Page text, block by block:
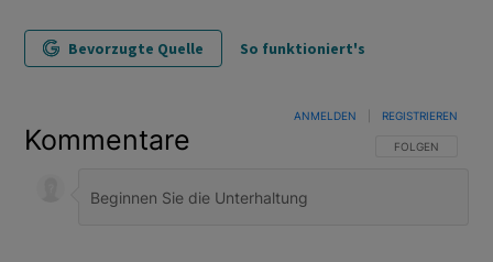
Bevorzugte Quelle So funktioniert's
Kommentare FOLGE DIESER
FOLGEN
ANMELDEN REGISTRIEREN